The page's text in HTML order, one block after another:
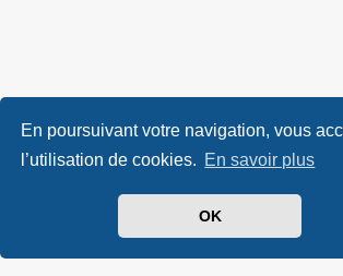
En poursuivant votre navigation, vous
l’utilisation de cookies. En savoir plus
OK